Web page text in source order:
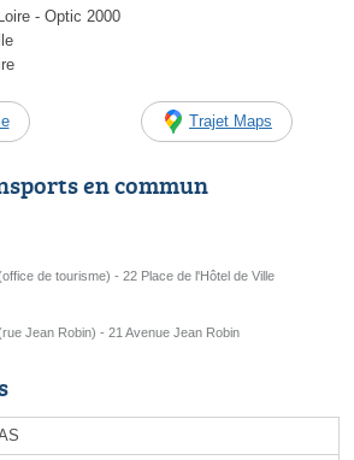
- Optic 2000
Trajet Maps
en commun
de tourisme) - 22 Place de l'Hôtel de Ville
Jean Robin) - 21 Avenue Jean Robin